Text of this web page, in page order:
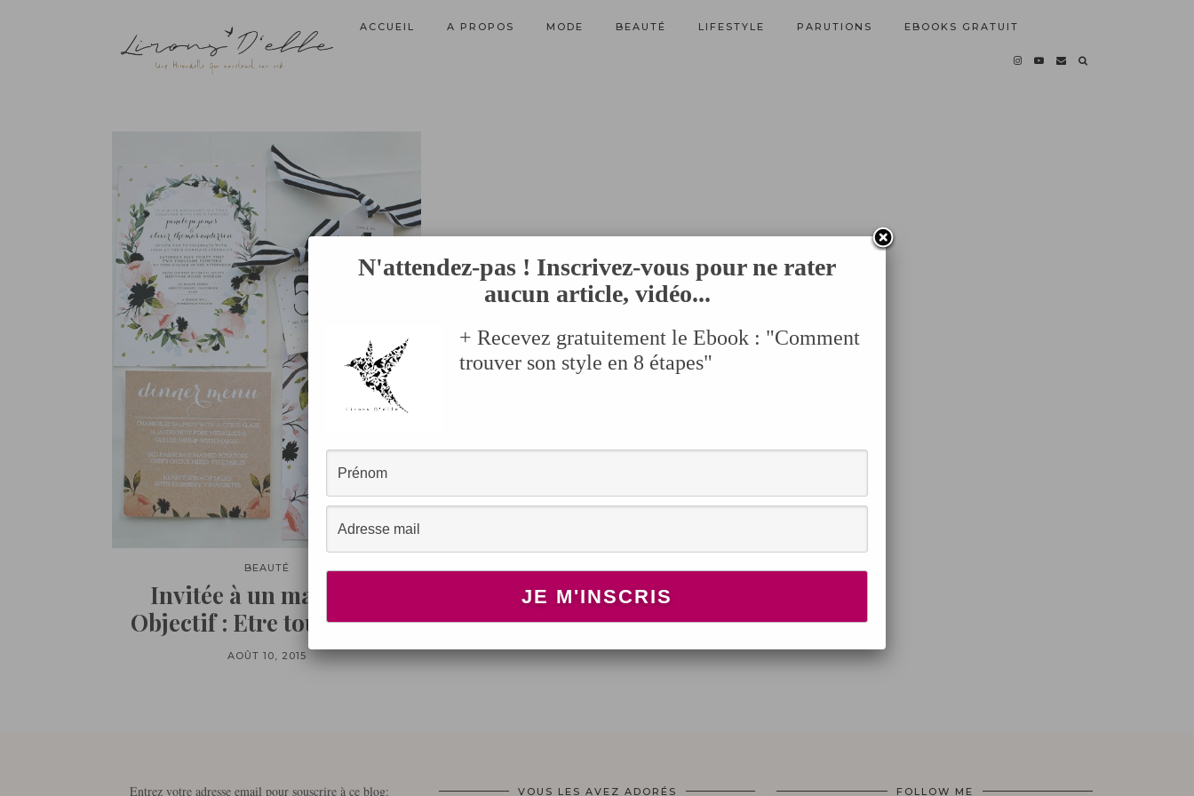
ACCUEIL A PROPOS MODE BEAUTÉ LIFESTYLE PARUTIONS EBOOKS GRATUIT
BEAUTÉ
Invitée à un mariage♥
Objectif : Etre toute jolie !
AOÛT 10, 2015
Entrez votre adresse email pour souscrire à ce blog: VOUS LES AVEZ ADORÉS FOLLOW ME
N'attendez-pas ! Inscrivez-vous pour ne rater
aucun article, vidéo...
+ Recevez gratuitement le Ebook : "Comment
trouver son style en 8 étapes"